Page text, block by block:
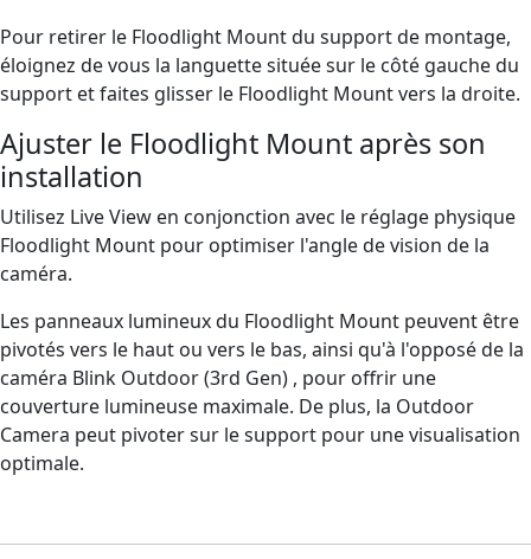
Pour retirer le Floodlight Mount du support de montage,
éloignez de vous la languette située sur le côté gauche du
support et faites glisser le Floodlight Mount vers la droite.
Ajuster le Floodlight Mount après son
installation
Utilisez Live View en conjonction avec le réglage physique
Floodlight Mount pour optimiser l'angle de vision de la
caméra.
Les panneaux lumineux du Floodlight Mount peuvent être
pivotés vers le haut ou vers le bas, ainsi qu'à l'opposé de la
caméra Blink Outdoor (3rd Gen) , pour offrir une
couverture lumineuse maximale. De plus, la Outdoor
Camera peut pivoter sur le support pour une visualisation
optimale.